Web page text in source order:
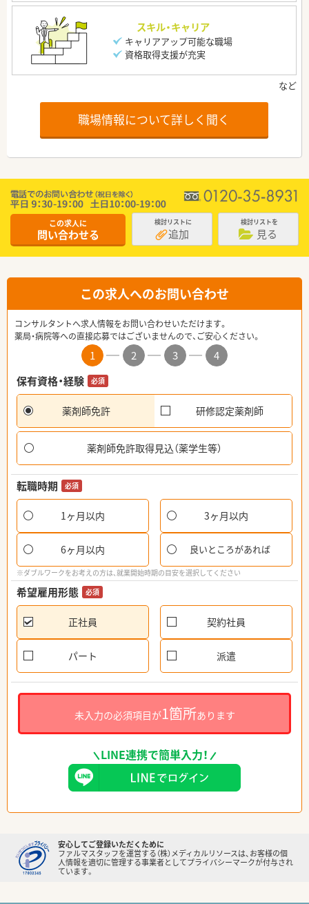
スキル・キャリア
キャリアアップ可能な職場
資格取得支援が充実
職場情報について詳しく聞く
この求人に
問い合わせる
検討リストに
追加
検討リストを
見る
この求人へのお問い合わせ
コンサルタントへ求人情報をお問い合わせいただけます。
薬局・病院等への直接応募ではございませんので、ご安心ください。
1 2 3
4
保有資格・経験
必須
薬剤師免許 研修認定薬剤師
薬剤師免許取得見込（薬学生等）
転職時期 必須
1ヶ月以内 3ヶ月以内
6ヶ月以内 良いところがあれば
※ダブルワークをお考えの方は、就業開始時期の目安を選択してください
希望雇用形態 必須
正社員 契約社員
パート 派遣
未入力の必須項目が1箇所あります
LINE連携で簡単入力！
安心してご登録いただくために
ファルマスタッフを運営する（株）メディカルリソースは、お客様の個
人情報を適切に管理する事業者としてプライバシーマークが付与され
ています。